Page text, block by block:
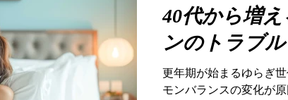
40代から増
ンのトラブル
更年期が始まるゆらぎ
モンバランスの変化が